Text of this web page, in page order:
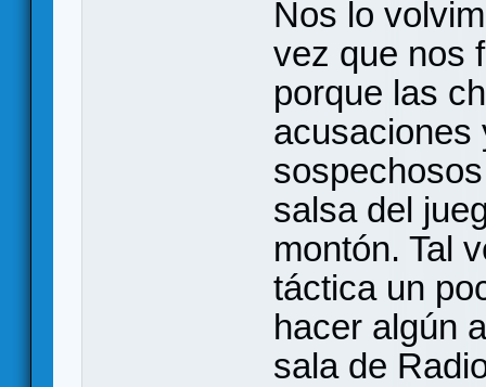
Nos lo
vez que nos
porque las
acusaciones
salsa del
montón. Tal
táctica un
hacer algún
sala de